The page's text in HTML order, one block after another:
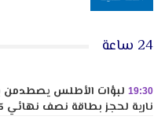
24 ساعة
19:30 لبؤات الأطلس يصطدمن
نارية لحجز بطاقة نصف نهائي